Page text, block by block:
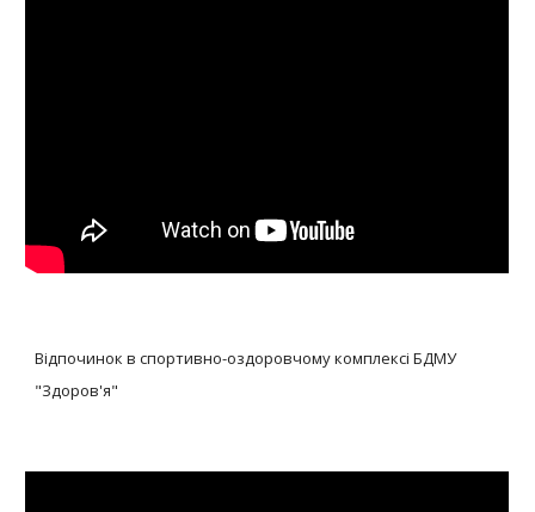
Відпочинок в спортивно-оздоровчому комплексі БДМУ
"Здоров'я"